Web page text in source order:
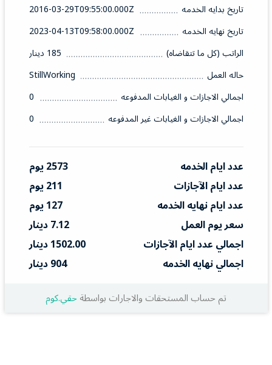
تاريخ بدايه الخدمه
2016-03-29T09:55:00.000Z
تاريخ نهايه الخدمه
2023-04-13T09:58:00.000Z
الراتب (كل ما تتقاضاه)
185 دينار
حاله العمل
StillWorking
اجمالي الاجازات و الغيابات المدفوعه
0
اجمالي الاجازات و الغيابات غير المدفوعه
0
عدد ايام الخدمه
2573 يوم
عدد ايام الآجازات
211 يوم
عدد ايام نهايه الخدمه
127 يوم
سعر يوم العمل
7.12 دينار
اجمالي عدد ايام الآجازات
1502.00 دينار
اجمالي نهايه الخدمه
904 دينار
تم حساب المستحقات والاجارات بواسطةحقي.كوم